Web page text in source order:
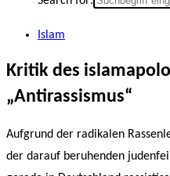
Islam
Kritik des
„Antirassismus“
Aufgrund der radikalen
der darauf beruhenden